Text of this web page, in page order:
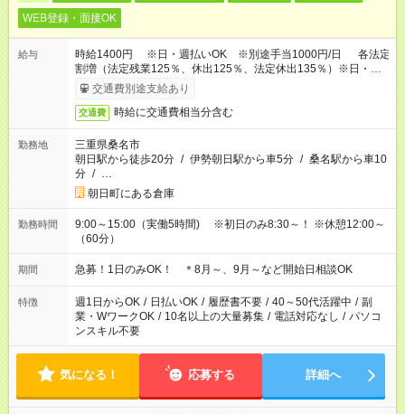
WEB登録・面接OK
給与
時給1400円 ※日・週払いOK ※別途手当1000円/日 各法定
割増（法定残業125％、休出125％、法定休出135％）※日・週
払いOK
交通費別途支給あり
交通費 時給に交通費相当分含む
勤務地
三重県桑名市
朝日駅から徒歩20分 / 伊勢朝日駅から車5分 / 桑名駅から車10
分 / …
朝日町にある倉庫
勤務時間
9:00～15:00（実働5時間) ※初日のみ8:30～！ ※休憩12:00～
（60分）
期間 急募！1日のみOK！ ＊8月～、9月～など開始日相談OK
特徴 週1日からOK / 日払いOK / 履歴書不要 / 40～50代活躍中 / 副
業・WワークOK / 10名以上の大量募集 / 電話対応なし / パソコ
ンスキル不要
気になる！ 応募する 詳細へ